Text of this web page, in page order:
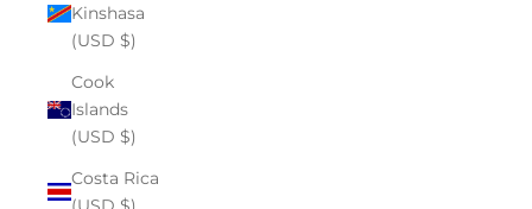
Kinshasa
(USD $)
Cook
Islands
(USD $)
Costa Rica